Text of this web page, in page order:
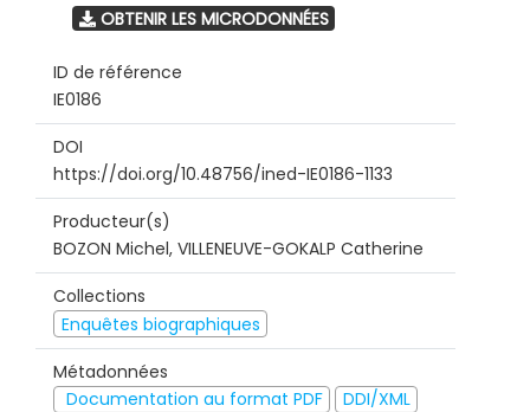
OBTENIR LES MICRODONNÉES
ID de référence
IE0186
DOI
https://doi.org/10.48756/ined-IE0186-1133
Producteur(s)
BOZON Michel, VILLENEUVE-GOKALP Catherine
Collections
Enquêtes biographiques
Métadonnées
Documentation au format PDF
DDI/XML